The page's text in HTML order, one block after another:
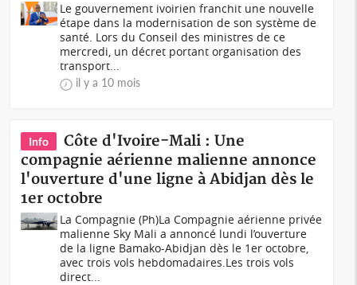
Le gouvernement ivoirien franchit une nouvelle
étape dans la modernisation de son système de
santé. Lors du Conseil des ministres de ce
mercredi, un décret portant organisation des
transport...
il y a 10 mois
Info
Côte d'Ivoire-Mali : Une
compagnie aérienne malienne annonce
l'ouverture d'une ligne à Abidjan dès le
1er octobre
La Compagnie (Ph)La Compagnie aérienne privée
malienne Sky Mali a annoncé lundi l’ouverture
de la ligne Bamako-Abidjan dès le 1er octobre,
avec trois vols hebdomadaires.Les trois vols
direct...